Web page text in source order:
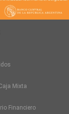
Mixta
Financiero